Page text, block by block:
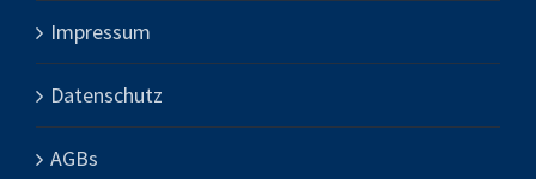
Impressum
Datenschutz
AGBs